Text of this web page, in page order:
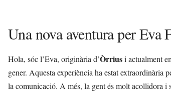
Una nova aventura per Eva
Hola, sóc l’Eva, originària d’Òrriusi actualment
gener. Aquesta experiència ha estat extraordinària
la comunicació. A més, la gent és molt acollidora